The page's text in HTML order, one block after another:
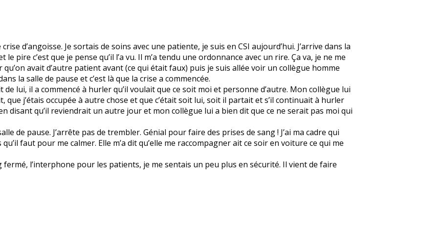
d’angoisse. Je sortais de soins avec une patiente, je suis en CSI aujourd’hui. J’arrive dans la
pire c’est que je pense qu’il l’a vu. Il m’a tendu une ordonnance avec un rire. Ça va, je ne me
avait d’autre patient avant (ce qui était faux) puis je suis allée voir un collègue homme
la salle de pause et c’est là que la crise a commencée.
lui, il a commencé à hurler qu’il voulait que ce soit moi et personne d’autre. Mon collègue lui
que j’étais occupée à autre chose et que c’était soit lui, soit il partait et s’il continuait à hurler
disant qu’il reviendrait un autre jour et mon collègue lui a bien dit que ce ne serait pas moi qui
de pause. J’arrête pas de trembler. Génial pour faire des prises de sang ! J’ai ma cadre qui
faut pour me calmer. Elle m’a dit qu’elle me raccompagner ait ce soir en voiture ce qui me
l’interphone pour les patients, je me sentais un peu plus en sécurité. Il vient de faire